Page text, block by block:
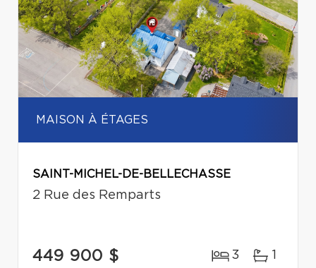
MAISON À ÉTAGES
SAINT-MICHEL-DE-BELLECHASSE
2 Rue des Remparts
449 900 $ 3 1